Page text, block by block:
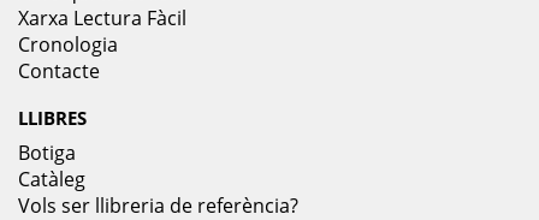
Xarxa Lectura Fàcil
Cronologia
Contacte
LLIBRES
Botiga
Catàleg
Vols ser llibreria de referència?